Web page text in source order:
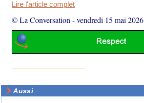
Lire l'article complet
© La Conversation -vendredi 15 mai 2026
Aussi